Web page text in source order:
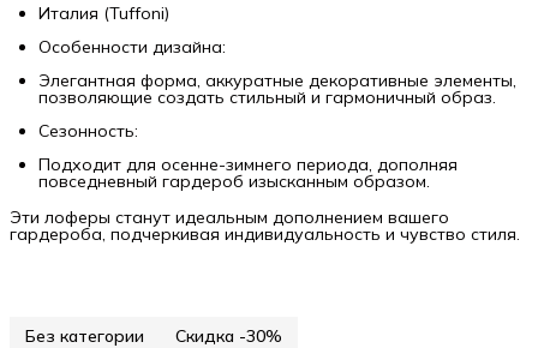
Италия (Tuffoni)
Особенности дизайна:
Элегантная форма, аккуратные декоративные элементы,
позволяющие создать стильный и гармоничный образ.
Сезонность:
Подходит для осенне-зимнего периода, дополняя
повседневный гардероб изысканным образом.
Эти лоферы станут идеальным дополнением вашего
гардероба, подчеркивая индивидуальность и чувство стиля.
Без категории Скидка -30%